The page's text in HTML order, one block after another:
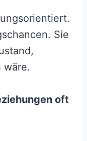
Sie
wäre.
oft